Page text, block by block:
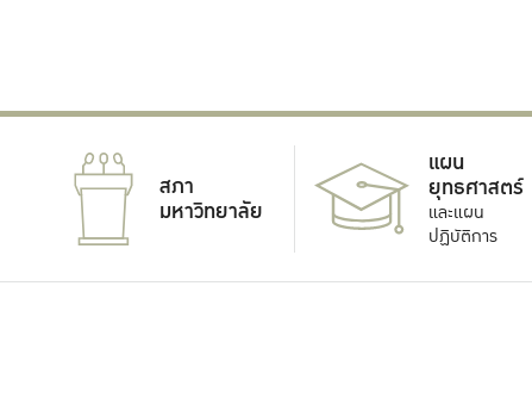
สภา
มหาวิทยาลัย
แผน
ยุทธศาสตร์
และแผน
ปฏิบัติการ